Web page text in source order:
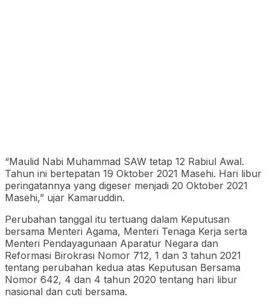
“Maulid Nabi Muhammad SAW tetap 12 Rabiul Awal.
Tahun ini bertepatan 19 Oktober 2021 Masehi. Hari libur
peringatannya yang digeser menjadi 20 Oktober 2021
Masehi,” ujar Kamaruddin.
Perubahan tanggal itu tertuang dalam Keputusan
bersama Menteri Agama, Menteri Tenaga Kerja serta
Menteri Pendayagunaan Aparatur Negara dan
Reformasi Birokrasi Nomor 712, 1 dan 3 tahun 2021
tentang perubahan kedua atas Keputusan Bersama
Nomor 642, 4 dan 4 tahun 2020 tentang hari libur
nasional dan cuti bersama.